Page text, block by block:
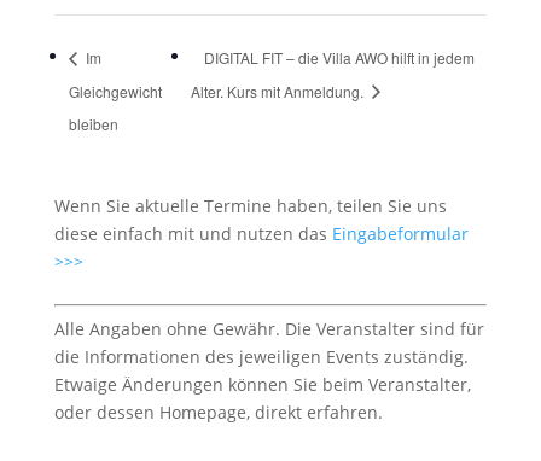
Im
Gleichgewicht
bleiben
DIGITAL FIT – die Villa AWO hilft in jedem
Alter. Kurs mit Anmeldung.
Wenn Sie aktuelle Termine haben, teilen Sie uns
diese einfach mit und nutzen das Eingabeformular
>>>
Alle Angaben ohne Gewähr. Die Veranstalter sind für
die Informationen des jeweiligen Events zuständig.
Etwaige Änderungen können Sie beim Veranstalter,
oder dessen Homepage, direkt erfahren.